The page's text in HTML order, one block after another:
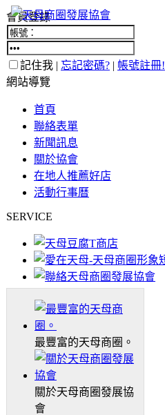
會員登錄
記住我 | 忘記密碼? | 帳號註冊!
網站導覽
首頁
聯絡表單
新聞訊息
關於協會
在地人推薦好店
活動行事曆
SERVICE
最豐富的天母商圈。
關於天母商圈發展協
會